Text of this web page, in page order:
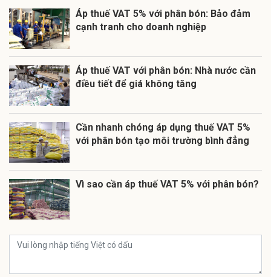
Áp thuế VAT 5% với phân bón: Bảo đảm
cạnh tranh cho doanh nghiệp
Áp thuế VAT với phân bón: Nhà nước cần
điều tiết để giá không tăng
Cần nhanh chóng áp dụng thuế VAT 5%
với phân bón tạo môi trường bình đẳng
Vì sao cần áp thuế VAT 5% với phân bón?